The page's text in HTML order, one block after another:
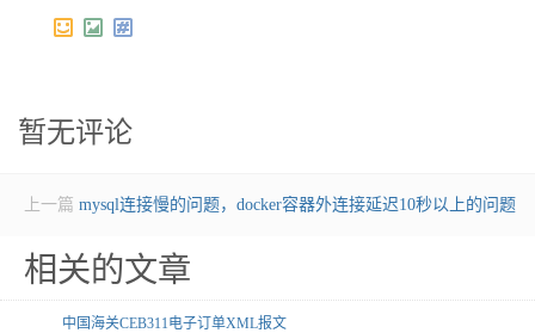
暂无评论
上一篇 mysql连接慢的问题，docker容器外连接延迟10秒以上的问题
相关的文章
中国海关CEB311电子订单XML报文